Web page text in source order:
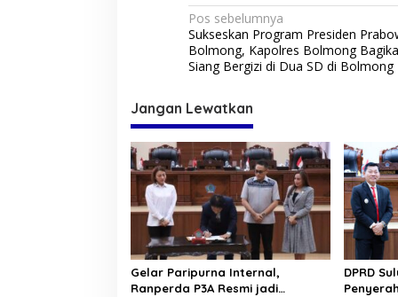
N
a
v
i
g
a
s
i
p
o
s
Pos sebelumnya
Sukseskan Program Presiden
Bolmong, Kapolres Bolmong
Siang Bergizi di Dua SD di Bolmong
Jangan Lewatkan
Gelar Paripurna Internal,
Ranperda P3A Resmi jadi
DPRD